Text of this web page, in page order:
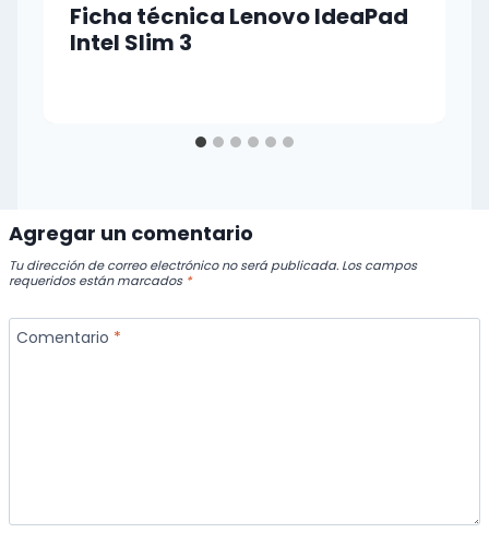
Ficha técnica Lenovo IdeaPad
Intel Slim 3
Agregar un comentario
Tu dirección de correo electrónico no será publicada. Los campos
requeridos están marcados *
Comentario *